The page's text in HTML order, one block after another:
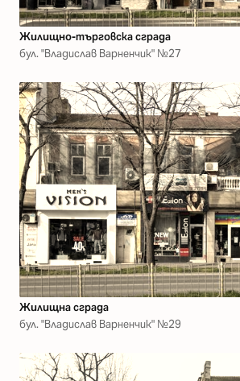
Жилищно-търговска сграда
бул. "Владислав Варненчик" №27
Жилищна сграда
бул. "Владислав Варненчик" №29